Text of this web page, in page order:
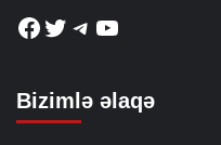
Facebook
Twitter
Telegram
YouTube
Bizimlə əlaqə